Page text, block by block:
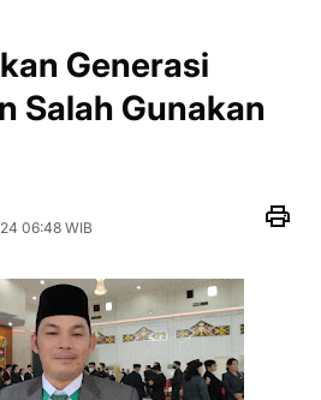
Generasi
Salah Gunakan
06:48 WIB